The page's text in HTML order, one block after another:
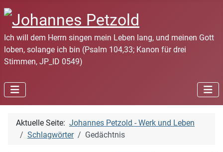
Ich will dem Herrn singen mein Leben lang, und meinen Gott
loben, solange ich bin (Psalm 104,33; Kanon für drei
Stimmen, JP_ID 0549)
Aktuelle Seite: Johannes Petzold - Werk und Leben
Schlagwörter
Gedächtnis